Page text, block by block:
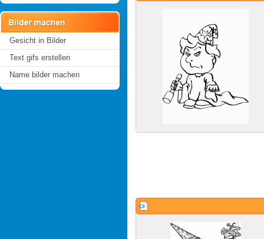
Gesicht in Bilder
Text gifs erstellen
Name bilder machen